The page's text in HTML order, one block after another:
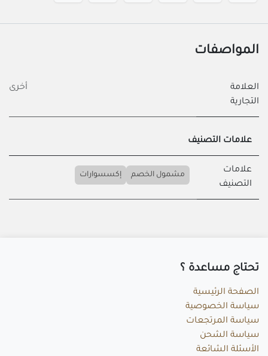
المواصفات
العلامة
التجارية
أخرى
علامات التصنيف
علامات
التصنيف
مشمول الخصم إكسسوارات
تحتاج مساعد​ة ؟
الصفحة الرئيسية
سياسة الخصوصية
سياسة المرتجعات
سياسة الشحن
الأسئلة الشائعة